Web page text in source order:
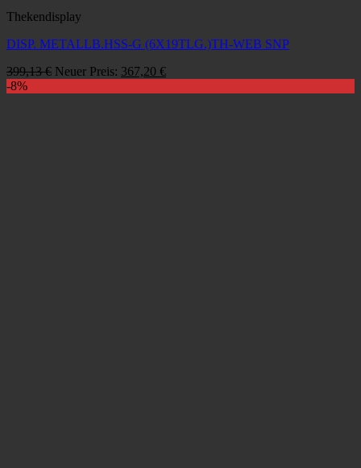
Thekendisplay
DISP. METALLB.HSS-G (6X19TLG.)TH-WEB SNP
399,13€ Ursprünglicher
Neuer Preis: 367,20 €Aktueller
-8%